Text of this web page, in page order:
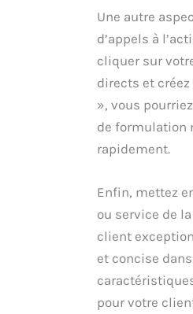
Une autre
d’appels à
cliquer sur
directs et
», vous
de formulation
rapidement.
Enfin, mettez
ou service de
client
et concise
pour votre